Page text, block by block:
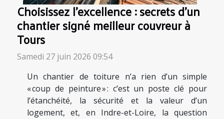
Choisissez l’excellence : secrets d’un
chantier signé meilleur couvreur à
Tours
Samedi 27 juin 2026 09:54
Un chantier de toiture n’a rien d’un simple
« coup de peinture » : c’est un poste clé pour
l’étanchéité, la sécurité et la valeur d’un
logement, et, en Indre-et-Loire, la question